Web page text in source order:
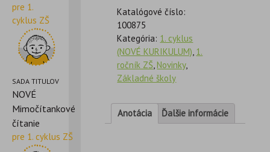
pre 1.
cyklus ZŠ
SADA TITULOV
NOVÉ
Mimočítankové
čítanie
pre 1. cyklus ZŠ
Katalógové číslo:
100875
Kategória: 1. cyklus
(NOVÉ KURIKULUM), 1.
ročník ZŠ,Novinky,
Základné školy
Anotácia Ďalšie informácie